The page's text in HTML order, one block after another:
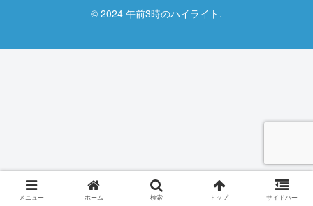
© 2024 午前3時のハイライト.
メニュー ホーム 検索 トップ サイドバー